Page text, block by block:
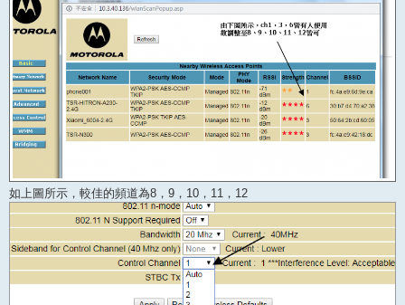
如上圖所示，較佳的頻道為8，9，10，11，12